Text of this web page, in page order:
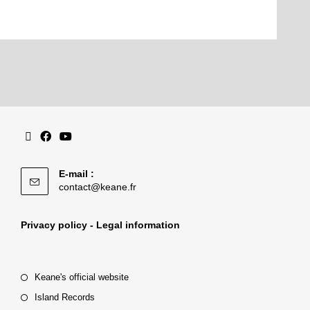
E-mail :
contact@keane.fr
Privacy policy - Legal information
Keane's official website
Island Records